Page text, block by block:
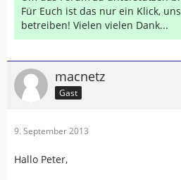
Für Euch ist das nur ein Klick,
betreiben! Vielen vielen Dank...
macnetz
Gast
9. September 2013
Hallo Peter,